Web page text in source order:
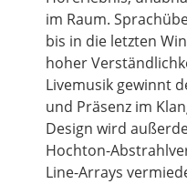
im Raum.
bis in die letzten
hoher
Livemusik gewinnt
und Präsenz im
Design wird
Hochton-
Line-Arrays